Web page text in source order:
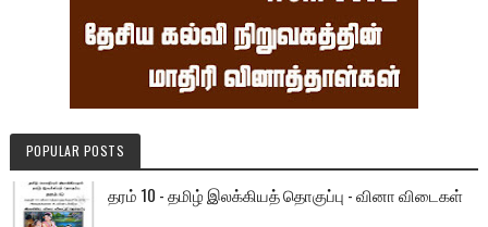
POPULAR POSTS
தரம் 10 - தமிழ் இலக்கியத் தொகுப்பு - வினா விடைகள்